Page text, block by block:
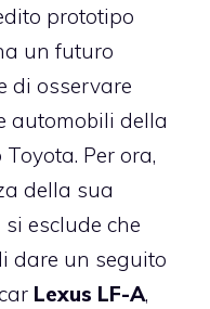
prototipo
un futuro
di osservare
automobili della
Per ora,
della sua
esclude che
dare un seguito
Lexus LF-A,